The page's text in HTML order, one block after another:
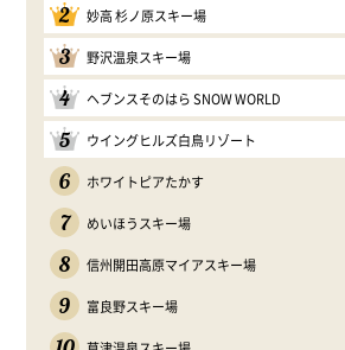
2 妙高 杉ノ原スキー場
3 野沢温泉スキー場
4 ヘブンスそのはら SNOW WORLD
5 ウイングヒルズ白鳥リゾート
6 ホワイトピアたかす
7 めいほうスキー場
8 信州開田高原マイアスキー場
9 富良野スキー場